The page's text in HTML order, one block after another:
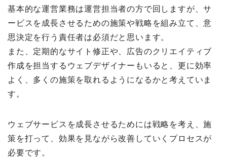
基本的な運営業務は運営担当者の方で回しますが、サ
ービスを成長させるための施策や戦略を組み立て、意
思決定を行う責任者は必須だと思います。
また、定期的なサイト修正や、広告のクリエイティブ
作成を担当するウェブデザイナーもいると、更に効率
よく、多くの施策を取れるようになるかと考えていま
す。
ウェブサービスを成長させるためには戦略を考え、施
策を打って、効果を見ながら改善していくプロセスが
必要です。